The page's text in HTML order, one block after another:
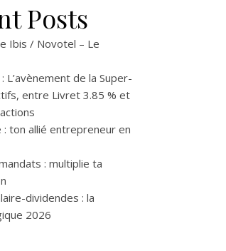
Posts
Ibis / Novotel – Le
L’avènement de la Super-
entre Livret 3.85 % et
: ton allié entrepreneur en
: multiplie ta
dividendes : la
2026